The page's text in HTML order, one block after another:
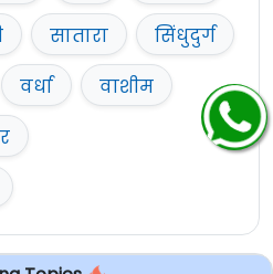
सातारा
सिंधुदुर्ग
वर्धा
वाशीम